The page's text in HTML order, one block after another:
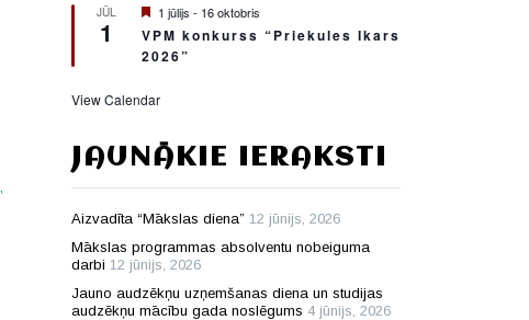
JŪL
1
Featured
1 jūlijs - 16 oktobris
VPM konkurss “Priekules Ikars
2026”
View Calendar
JAUNĀKIE IERAKSTI
Aizvadīta “Mākslas diena” 12 jūnijs, 2026
Mākslas programmas absolventu nobeiguma
darbi 12 jūnijs, 2026
Jauno audzēkņu uzņemšanas diena un studijas
audzēkņu mācību gada noslēgums 4 jūnijs, 2026